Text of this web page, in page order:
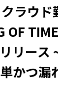
ラウド
OF
リース
かつ漏